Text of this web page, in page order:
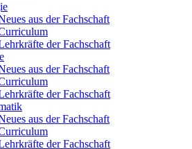
aus der Fachschaft
der Fachschaft
aus der Fachschaft
der Fachschaft
aus der Fachschaft
der Fachschaft